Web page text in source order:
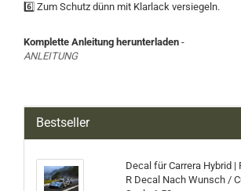
6️⃣ Zum Schutz dünn mit Klarlack versiegeln.
Komplette Anleitung herunterladen -
ANLEITUNG
Bestseller
Decal für Carrera Hybrid |
R Decal Nach Wunsch /